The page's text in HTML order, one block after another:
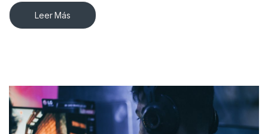
Leer Más